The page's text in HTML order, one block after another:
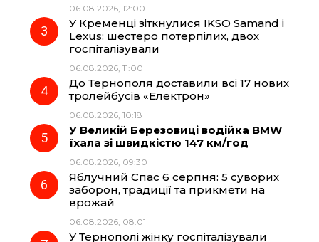
k
a
m
06.08.2026, 12:00
У Кременці зіткнулися IKSO Samand і
Lexus: шестеро потерпілих, двох
госпіталізували
06.08.2026, 11:00
До Тернополя доставили всі 17 нових
тролейбусів «Електрон»
06.08.2026, 10:18
У Великій Березовиці водійка BMW
їхала зі швидкістю 147 км/год
06.08.2026, 09:30
Яблучний Спас 6 серпня: 5 суворих
заборон, традиції та прикмети на
врожай
06.08.2026, 08:01
У Тернополі жінку госпіталізували